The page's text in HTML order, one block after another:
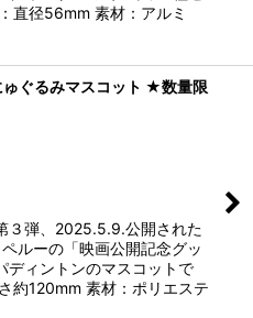
直径56mm 素材：アルミ
ぐるみマスコット ★数量限
３弾、2025.5.9.公開された
ルーの「映画公開記念グッ
ディントンのマスコットで
約120mm 素材：ポリエステ